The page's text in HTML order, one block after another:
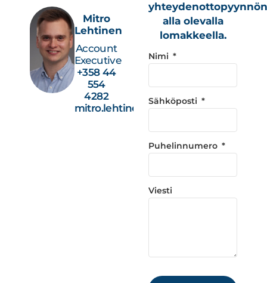
Mitro
Lehtinen
Account
Executive
+358 44
554
4282
mitro.lehtinen@studiotec.fi
yhteydenottopyynnön
alla olevalla
lomakkeella.
Nimi
Sähköposti
Puhelinnumero
Viesti